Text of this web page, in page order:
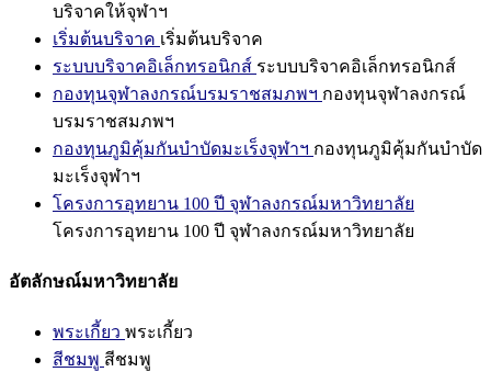
บริจาคให้จุฬาฯ
เริ่มต้นบริจาค เริ่มต้นบริจาค
ระบบบริจาคอิเล็กทรอนิกส์ ระบบบริจาคอิเล็กทรอนิกส์
กองทุนจุฬาลงกรณ์บรมราชสมภพฯ กองทุนจุฬาลงกรณ์
บรมราชสมภพฯ
กองทุนภูมิคุ้มกันบำบัดมะเร็งจุฬาฯ กองทุนภูมิคุ้มกันบำบัด
มะเร็งจุฬาฯ
โครงการอุทยาน 100 ปี จุฬาลงกรณ์มหาวิทยาลัย
โครงการอุทยาน 100 ปี จุฬาลงกรณ์มหาวิทยาลัย
อัตลักษณ์มหาวิทยาลัย
พระเกี้ยว พระเกี้ยว
สีชมพู สีชมพู